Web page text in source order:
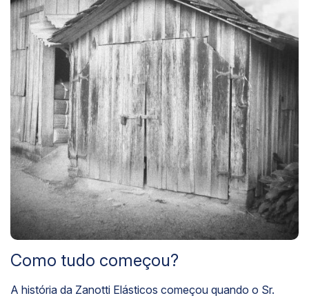
Como tudo começou?
A história da Zanotti Elásticos começou quando o Sr.